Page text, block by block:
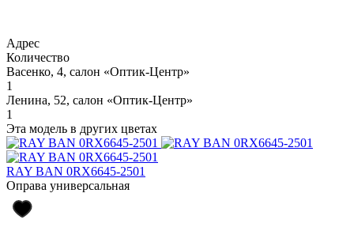
Адрес
Количество
Васенко, 4, салон «Оптик-Центр»
1
Ленина, 52, салон «Оптик-Центр»
1
Эта модель в других цветах
RAY BAN 0RX6645-2501
Оправа универсальная